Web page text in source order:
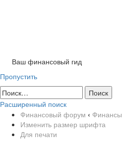
Ваш финансовый гид
Пропустить
Расширенный поиск
Финансовый форум ‹ Финансы
Изменить размер шрифта
Для печати